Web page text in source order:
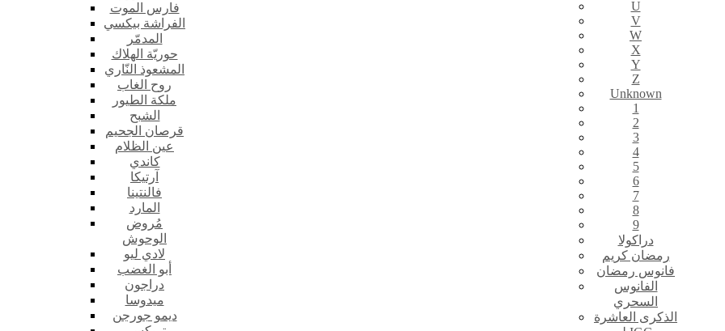
فارس الموت
الفراشة بيكسي
المدمّر
حوريّة الهلاك
المشعوذ النّاري
روح الغاب
ملكة الطيور
الشبح
قرصان الجحيم
عين الظلام
كاندي
آرتيكا
فالنتينا
المارد
مُروض
الوحوش
لادي ليو
أبو الغضب
دراجون
ميدوسا
ديمو جورجن
U
V
W
X
Y
Z
Unknown
1
2
3
4
5
6
7
8
9
دراكولا
رمضان كريم
فانوس رمضان
الفانوس
السحري
الذكرى العاشرة